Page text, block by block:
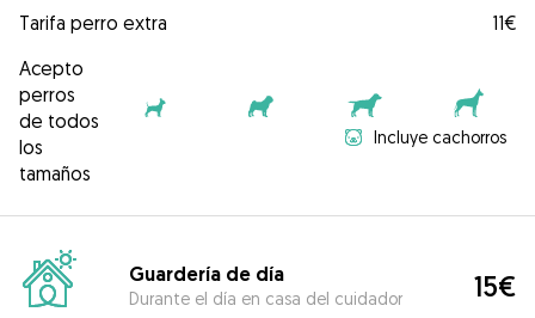
Tarifa perro extra
11€
Acepto
perros
de todos
los
tamaños
Incluye cachorros
Guardería de día
Durante el día en casa del cuidador 15€